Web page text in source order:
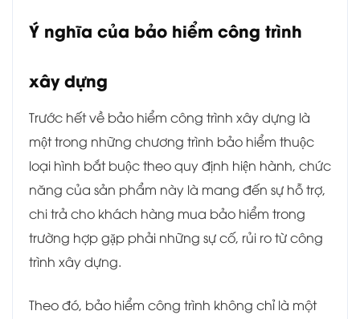
Ý nghĩa của bảo hiểm công trình
xây dựng
Trước hết về bảo hiểm công trình xây dựng là
một trong những chương trình bảo hiểm thuộc
loại hình bắt buộc theo quy định hiện hành, chức
năng của sản phẩm này là mang đến sự hỗ trợ,
chi trả cho khách hàng mua bảo hiểm trong
trường hợp gặp phải những sự cố, rủi ro từ công
trình xây dựng.
Theo đó, bảo hiểm công trình không chỉ là một